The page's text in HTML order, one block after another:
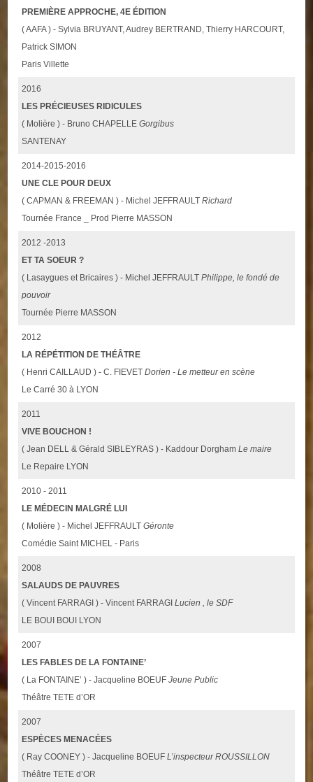
PREMIÈRE APPROCHE, 4E ÉDITION
( AAFA ) - Sylvia BRUYANT, Audrey BERTRAND, Thierry HARCOURT,
Patrick SIMON
Paris Villette
2016
LES PRÉCIEUSES RIDICULES
( Molière ) - Bruno CHAPELLEGorgibus
SANTENAY
2014-2015-2016
UNE CLE POUR DEUX
( CAPMAN & FREEMAN ) - Michel JEFFRAULTRichard
Tournée France _ Prod Pierre MASSON
2012 -2013
ET TA SOEUR ?
( Lasaygues et Bricaires ) - Michel JEFFRAULTPhilippe, le fondé de
pouvoir
Tournée Pierre MASSON
2012
LA RÉPÉTITION DE THÉÂTRE
( Henri CAILLAUD ) - C. FIEVETDorien - Le metteur en scène
Le Carré 30 à LYON
2011
VIVE BOUCHON !
( Jean DELL & Gérald SIBLEYRAS ) - Kaddour DorghamLe maire
Le Repaire LYON
2010 - 2011
LE MÉDECIN MALGRÉ LUI
( Molière ) - Michel JEFFRAULTGéronte
Comédie Saint MICHEL - Paris
2008
SALAUDS DE PAUVRES
( Vincent FARRAGI ) - Vincent FARRAGILucien , le SDF
LE BOUI BOUI LYON
2007
LES FABLES DE LA FONTAINE’
( La FONTAINE’ ) - Jacqueline BOEUFJeune Public
Théâtre TETE d’OR
2007
ESPÈCES MENACÉES
( Ray COONEY ) - Jacqueline BOEUFL’inspecteur ROUSSILLON
Théâtre TETE d’OR